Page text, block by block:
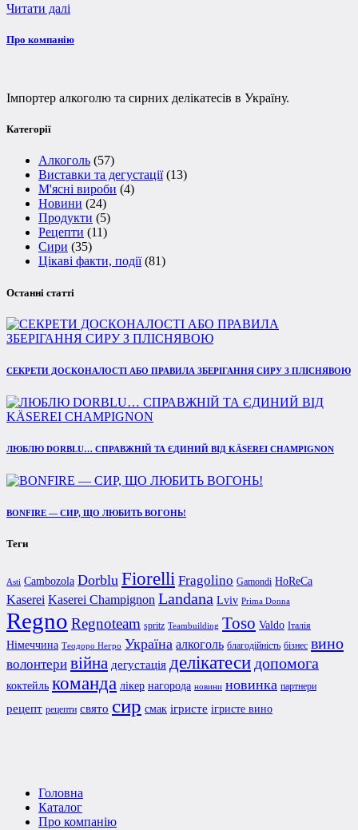
Читати далі
Про компанію
Імпортер алкоголю та сирних делікатесів в Україну.
Категорії
Алкоголь (57)
Виставки та дегустації(13)
М'ясні вироби (4)
Новини (24)
Продукти (5)
Рецепти (11)
Сири (35)
Цікаві факти, події(81)
Останні статті
СЕКРЕТИ ДОСКОНАЛОСТІ АБО ПРАВИЛА ЗБЕРІГАННЯ СИРУ З ПЛІСНЯВОЮ
ЛЮБЛЮ DORBLU… СПРАВЖНІЙ ТА ЄДИНИЙ ВІД KÄSEREI CHAMPIGNON
BONFIRE — СИР, ЩО ЛЮБИТЬ ВОГОНЬ!
Теги
Asti Cambozola Dorblu Fiorelli Fragolino Gamondi HoReCa
Kaserei Kaserei Champignon Landana Lviv Prima Donna
Regno Regnoteam spritz Teambuilding Toso Valdo Італія
Німеччина Теодоро Негро Україна алкоголь благодійність бізнес вино
волонтери війна дегустація делікатеси допомога
коктейль команда лікер нагорода новини новинка партнери
рецепт рецепти свято сир смак ігристе ігристе вино
Головна
Каталог
Про компанію